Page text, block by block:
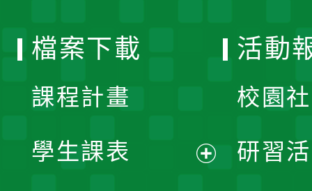
檔案下載
課程計畫
學生課表
活動
校園
研習